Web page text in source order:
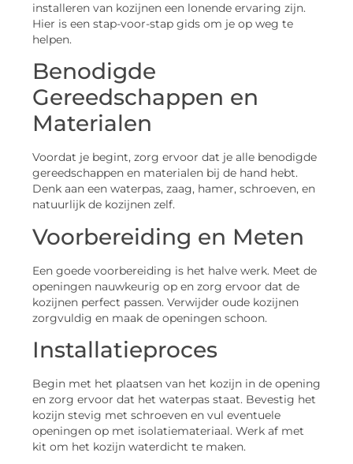
installeren van kozijnen een lonende ervaring zijn.
Hier is een stap-voor-stap gids om je op weg te
helpen.
Benodigde
Gereedschappen en
Materialen
Voordat je begint, zorg ervoor dat je alle benodigde
gereedschappen en materialen bij de hand hebt.
Denk aan een waterpas, zaag, hamer, schroeven, en
natuurlijk de kozijnen zelf.
Voorbereiding en Meten
Een goede voorbereiding is het halve werk. Meet de
openingen nauwkeurig op en zorg ervoor dat de
kozijnen perfect passen. Verwijder oude kozijnen
zorgvuldig en maak de openingen schoon.
Installatieproces
Begin met het plaatsen van het kozijn in de opening
en zorg ervoor dat het waterpas staat. Bevestig het
kozijn stevig met schroeven en vul eventuele
openingen op met isolatiemateriaal. Werk af met
kit om het kozijn waterdicht te maken.